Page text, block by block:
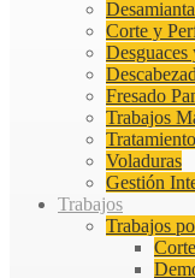
Corte y
Desguaces
Fresado
Trabajos
Voladuras
Gestión
Trabajos
Trabajos